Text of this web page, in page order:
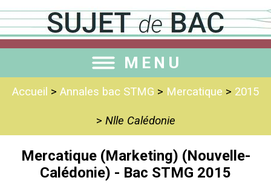
MENU
Accueil > Annales bac STMG > Mercatique > 2015
> Nlle Calédonie
Mercatique (Marketing) (Nouvelle-
Calédonie) - Bac STMG 2015